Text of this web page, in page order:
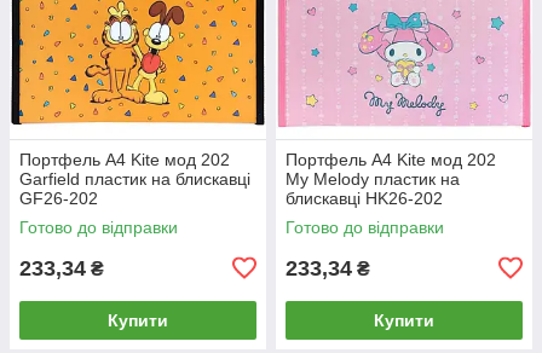
Портфель А4 Kite мод 202
Garfield пластик на блискавці
GF26-202
Готово до відправки
233,34 ₴
Купити
Портфель А4 Kite мод 202
My Melody пластик на
блискавці HK26-202
Готово до відправки
233,34 ₴
Купити